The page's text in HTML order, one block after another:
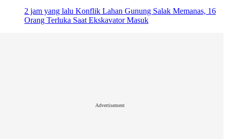
2 jam yang lalu Konflik Lahan Gunung Salak Memanas, 16
Orang Terluka Saat Ekskavator Masuk
Advertisement